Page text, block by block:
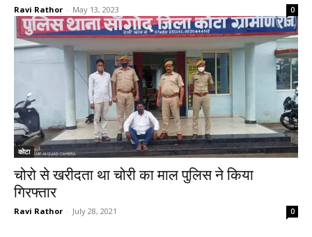
Ravi Rathor - May 13, 2023 0
कोटा
चोरो से खरीदता था चोरी का माल पुलिस ने किया
गिरफ्तार
Ravi Rathor - July 28, 2021 0